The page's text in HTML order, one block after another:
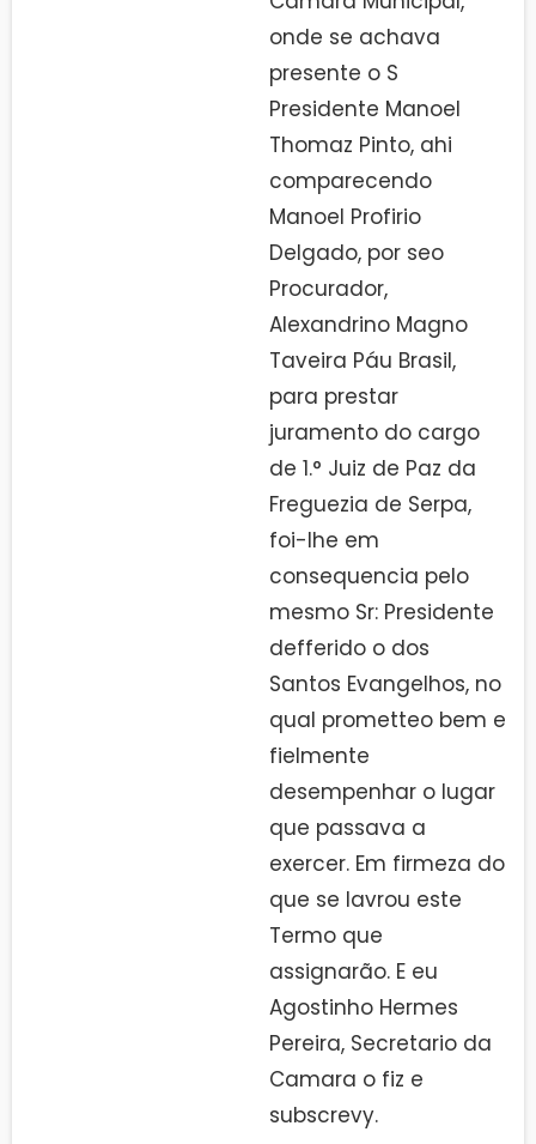
onde se achava
presente o S
Presidente Manoel
Thomaz Pinto, ahi
comparecendo
Manoel Profirio
Delgado, por seo
Procurador,
Alexandrino Magno
Taveira Páu Brasil,
para prestar
juramento do cargo
de 1.° Juiz de Paz da
Freguezia de Serpa,
foi-lhe em
consequencia pelo
mesmo Sr: Presidente
defferido o dos
Santos Evangelhos, no
qual prometteo bem e
fielmente
desempenhar o lugar
que passava a
exercer. Em firmeza do
que se lavrou este
Termo que
assignarão. E eu
Agostinho Hermes
Pereira, Secretario da
Camara o fiz e
subscrevy.